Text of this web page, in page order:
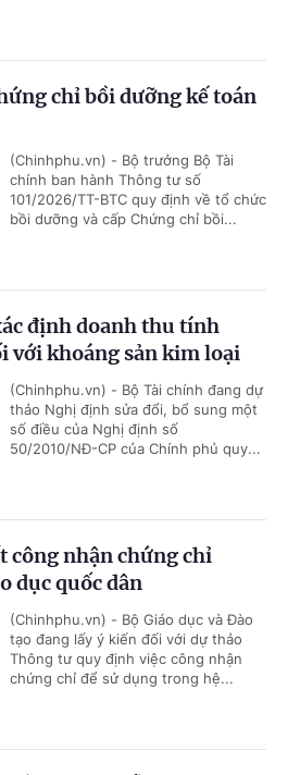
chỉ bồi dưỡng kế toán
(Chinhphu.vn) - Bộ trưởng Bộ Tài
chính ban hành Thông tư số
101/2026/TT-BTC quy định về tổ chức
bồi dưỡng và cấp Chứng chỉ bồi...
định doanh thu tính
với khoáng sản kim loại
(Chinhphu.vn) - Bộ Tài chính đang dự
thảo Nghị định sửa đổi, bổ sung một
số điều của Nghị định số
50/2010/NĐ-CP của Chính phủ quy...
công nhận chứng chỉ
dục quốc dân
(Chinhphu.vn) - Bộ Giáo dục và Đào
tạo đang lấy ý kiến đối với dự thảo
Thông tư quy định việc công nhận
chứng chỉ để sử dụng trong hệ...